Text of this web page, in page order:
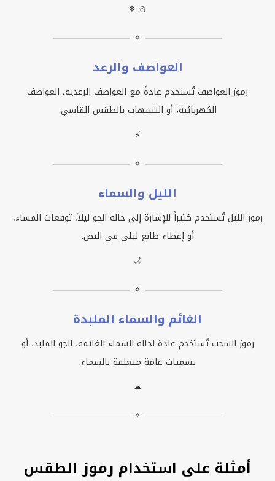
❄ ⛄
✧
العواصف والرعد
رموز العواصف تُستخدم عادةً مع العواصف الرعدية، العواصف
الكهربائية، أو التنبيهات بالطقس القاسي.
⚡
✧
الليل والسماء
رموز الليل تُستخدم كثيراً للإشارة إلى حالة الجو ليلاً، توقعات المساء،
أو إعطاء طابع ليلي في النص.
🌙
✧
الغائم والسماء الملبدة
رموز السحب تُستخدم عادة لحالة السماء الغائمة، الجو الملبد، أو
تسميات عامة متعلقة بالسماء.
☁
✧
أمثلة على استخدام رموز الطقس